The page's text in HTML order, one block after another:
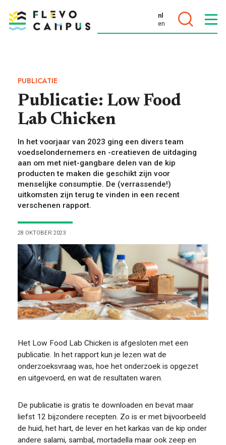
VOOR WIE
ONTDEKKEN
OVER
nl
en
PUBLICATIE
Publicatie: Low Food
Lab Chicken
In het voorjaar van 2023 ging een divers team
voedselondernemers en -creatieven de uitdaging
aan om met niet-gangbare delen van de kip
producten te maken die geschikt zijn voor
menselijke consumptie. De (verrassende!)
uitkomsten zijn terug te vinden in een recent
verschenen rapport.
28 OKTOBER 2023
Het Low Food Lab Chicken is afgesloten met een
publicatie. In het rapport kun je lezen wat de
onderzoeksvraag was, hoe het onderzoek is opgezet
en uitgevoerd, en wat de resultaten waren.
De publicatie is gratis te downloaden en bevat maar
liefst 12 bijzondere recepten. Zo is er met bijvoorbeeld
de huid, het hart, de lever en het karkas van de kip onder
andere salami, sambal, mortadella maar ook zeep en